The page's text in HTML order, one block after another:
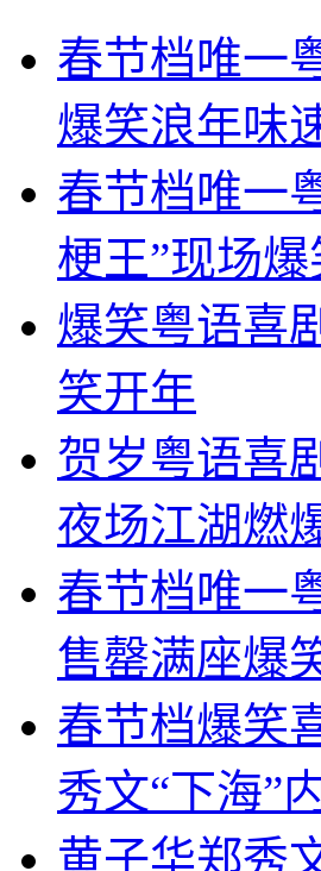
春节档唯一
爆笑浪年味
春节档唯一
梗王”现场
爆笑粤语喜
笑开年
贺岁粤语喜
夜场江湖燃
春节档唯一
售罄满座爆
春节档爆笑
秀文“下海”
黄子华郑秀